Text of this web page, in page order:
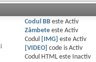
Codul BBeste Activ
Zâmbeteeste Activ
Codul
[IMG] este Activ
[VIDEO]
code is Activ
Codul HTML este
Inactiv